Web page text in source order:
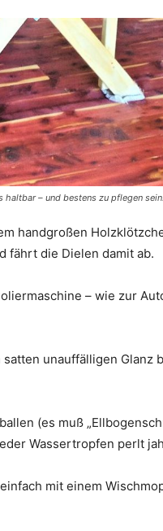
– und bestens zu pflegen sein.
handgroßen
fährt die Dielen damit ab.
– wie zur
unauffälligen
(es muß
Wassertropfen perlt
mit einem